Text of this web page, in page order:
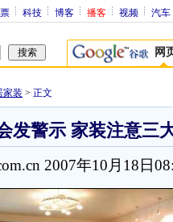
科技 博客 播客 视频 汽车
网
家装 > 正文
发警示 家装注意三
2007年10月18日